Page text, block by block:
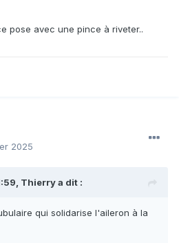
pose avec une pince à riveter..
2025
Thierrya dit :
qui solidarise l'aileron à la